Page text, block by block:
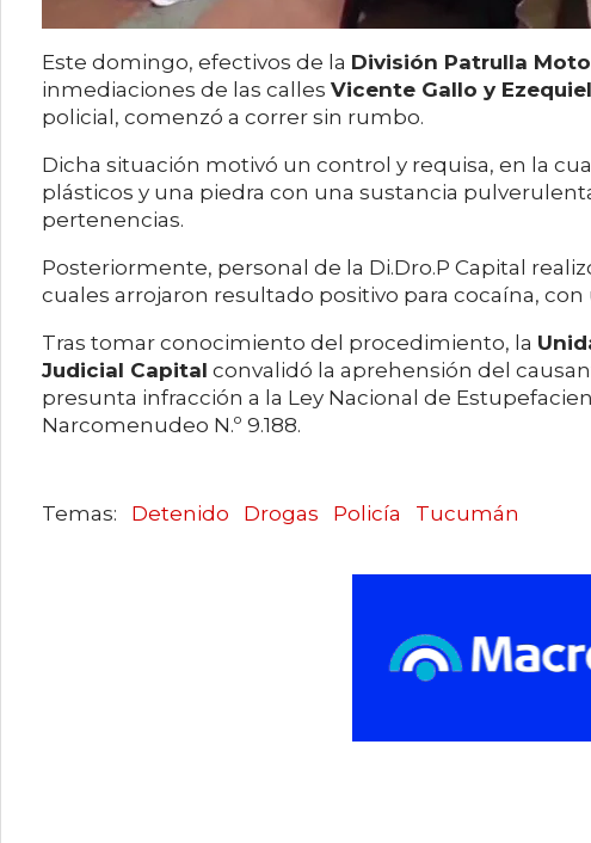
Este domingo, efectivos de la División Patrulla
inmediaciones de las calles Vicente Gallo y
policial, comenzó a correr sin rumbo.
Dicha situación motivó un control y requisa, en la
plásticos y una piedra con una sustancia
pertenencias.
Posteriormente, personal de la Di.Dro.P Capital
cuales arrojaron resultado positivo para cocaína, con
Tras tomar conocimiento del procedimiento, la
Judicial Capital convalidó la aprehensión del
presunta infracción a la Ley Nacional de
Narcomenudeo N.º 9.188.
Detenido Drogas Policía Tucumán